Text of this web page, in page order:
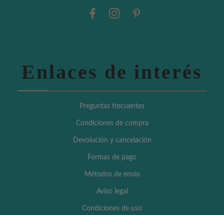
Enlaces de interés
Preguntas frecuentes
Condiciones de compra
Devolución y cancelación
Formas de pago
Métodos de envío
Aviso legal
Condiciones de uso